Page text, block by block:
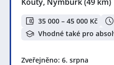
Kouty, Nymburk(49 km)
35 000 – 45 000 Kč
Vhodné také pro
Zveřejněno: 6. srpna